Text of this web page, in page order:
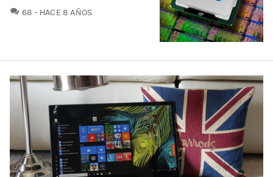
68 COMENTARIOS
HACE 8 AÑOS